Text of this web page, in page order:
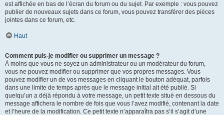
est affichée en bas de l’écran du forum ou du sujet. Par exemple : vous pouvez
publier de nouveaux sujets dans ce forum, vous pouvez transférer des pièces
jointes dans ce forum, etc.
Haut
Comment puis-je modifier ou supprimer un message ?
À moins que vous ne soyez un administrateur ou un modérateur du forum,
vous ne pouvez modifier ou supprimer que vos propres messages. Vous
pouvez modifier un de vos messages en cliquant le bouton adéquat, parfois
dans une limite de temps après que le message initial ait été publié. Si
quelqu’un a déjà répondu à votre message, un petit texte situé en dessous du
message affichera le nombre de fois que vous l’avez modifié, contenant la date
et l’heure de la modification. Ce petit texte n’apparaîtra pas s’il s’agit d’une